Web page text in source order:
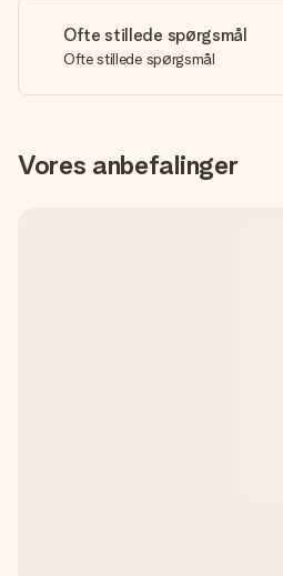
Ofte stillede spørgsmål
Ofte stillede spørgsmål
Vores anbefalinger